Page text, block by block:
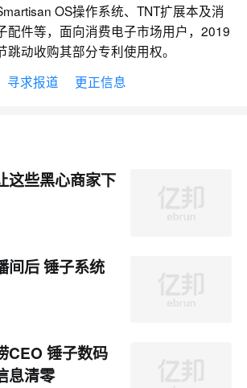
OS操作系统、TNT扩展本及消
配件等，面向消费电子市场用户，2019
跳动收购其部分专利使用权。
寻求报道
更正信息
这些黑心商家下
间后 锤子系统
CEO 锤子数码
息清零